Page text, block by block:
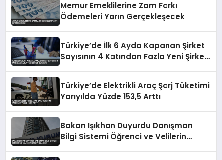
Memur Emeklilerine Zam Farkı
Ödemeleri Yarın Gerçekleşecek
Türkiye’de İlk 6 Ayda Kapanan Şirket
Sayısının 4 Katından Fazla Yeni Şirket
Türkiye’de Elektrikli Araç Şarj Tüketimi
Yarıyılda Yüzde 153,5 Arttı
Bakan Işıkhan Duyurdu Danışman
Bilgi Sistemi Öğrenci ve Velilerin